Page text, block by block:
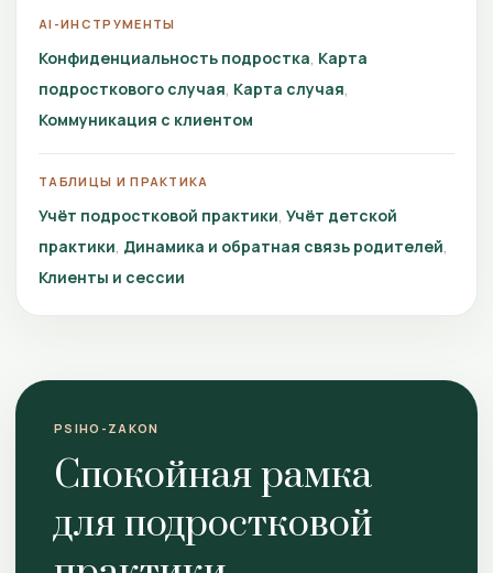
AI-ИНСТРУМЕНТЫ
Конфиденциальность подростка Карта
подросткового случая Карта случая
Коммуникация с клиентом
ТАБЛИЦЫ И ПРАКТИКА
Учёт подростковой практики Учёт детской
практики Динамика и обратная связь родителей
Клиенты и сессии
PSIHO-ZAKON
Спокойная рамка
для подростковой